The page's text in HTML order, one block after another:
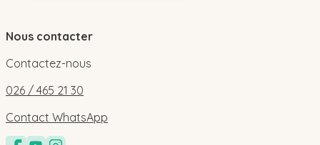
Nous contacter
Contactez-nous
026 / 465 21 30
Contact WhatsApp